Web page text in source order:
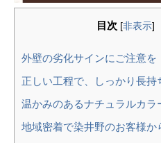
目次 [非表示]
外壁の劣化サインにご注意を
正しい工程で、しっかり長持
温かみのあるナチュラルカラ
地域密着で染井野のお客様か